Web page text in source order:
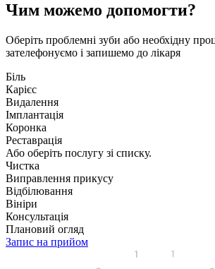
Чим можемо допомогти?
Оберіть проблемні зуби або необхідну
зателефонуємо і запишемо до лікаря
Біль
Карієс
Видалення
Імплантація
Коронка
Реставрація
Або оберіть послугу зі списку.
Чистка
Виправлення прикусу
Відбілювання
Вініри
Консультація
Плановий огляд
Запис на прийом